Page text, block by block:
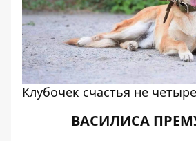
Клубочек счастья не
ВАСИЛИСА